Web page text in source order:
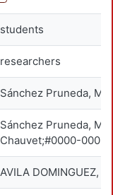
students
researchers
Sánchez Pruneda,
Sánchez Pruneda,
Chauvet;#0000-
AVILA DOMINGUEZ,